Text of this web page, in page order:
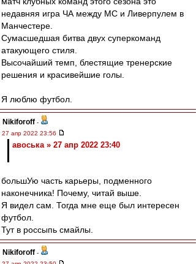
недавняя игра ЧА между МС и Ливерпулем в
Манчестере.
Сумасшедшая битва двух суперкоманд
атакующего стиля.
Высочайший темп, блестящие тренерские
решения и красивейшие голы.
Я люблю футбол.
Nikiforoff -
27 апр 2022 23:56
авоська » 27 апр 2022 23:40
большУю часть карьеры, подменного
наконечника! Почему, читай выше.
Я видел сам. Тогда мне еще был интересен
футбол.
Тут в россыпь смайлы.
Nikiforoff -